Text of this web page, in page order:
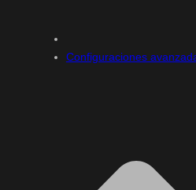
Configuraciones